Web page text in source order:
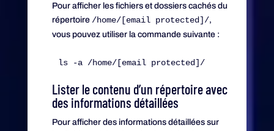
Pour afficher les fichiers et dossiers cachés du
répertoire /home/[email protected]/,
vous pouvez utiliser la commande suivante :
ls -a /home/[email protected]/
Lister le contenu d’un répertoire avec
des informations détaillées
Pour afficher des informations détaillées sur